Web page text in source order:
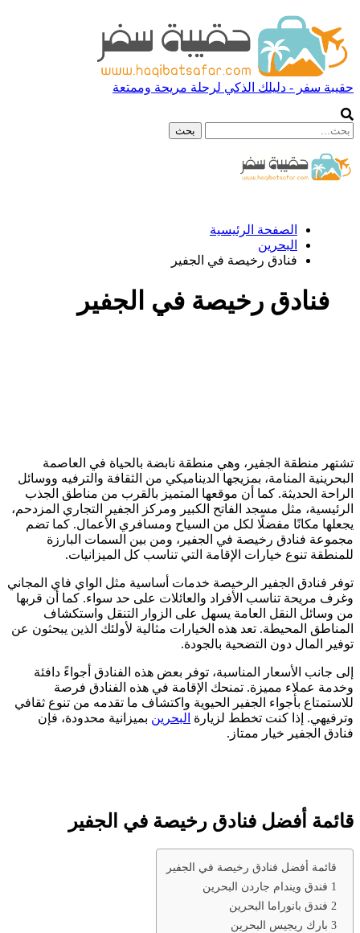
حقيبة سفر - دليلك الذكي لرحلة مريحة وممتعة
الصفحة الرئيسية
البحرين
فنادق رخيصة في الجفير
فنادق رخيصة في الجفير
تشتهر منطقة الجفير، وهي منطقة نابضة بالحياة في العاصمة
البحرينية المنامة، بمزيجها الديناميكي من الثقافة والترفيه ووسائل
الراحة الحديثة. كما أن موقعها المتميز بالقرب من مناطق الجذب
الرئيسية، مثل مسجد الفاتح الكبير ومركز الجفير التجاري المزدحم،
يجعلها مكانًا مفضلًا لكل من السياح ومسافري الأعمال. كما تضم
مجموعة فنادق رخيصة في الجفير، ومن بين السمات البارزة
للمنطقة تنوع خيارات الإقامة التي تناسب كل الميزانيات.
توفر فنادق الجفير الرخيصة خدمات أساسية مثل الواي فاي المجاني
وغرف مريحة تناسب الأفراد والعائلات على حد سواء. كما أن قربها
من وسائل النقل العامة يسهل على الزوار التنقل واستكشاف
المناطق المحيطة. تعد هذه الخيارات مثالية لأولئك الذين يبحثون عن
توفير المال دون التضحية بالجودة.
إلى جانب الأسعار المناسبة، توفر بعض هذه الفنادق أجواءً دافئة
وخدمة عملاء مميزة. تمنحك الإقامة في هذه الفنادق فرصة
للاستمتاع بأجواء الجفير الحيوية واكتشاف ما تقدمه من تنوع ثقافي
وترفيهي. إذا كنت تخطط لزيارة البحرين بميزانية محدودة، فإن
فنادق الجفير خيار ممتاز.
قائمة أفضل فنادق رخيصة في الجفير
قائمة أفضل فنادق رخيصة في الجفير
1 فندق ويندام جاردن البحرين
2 فندق بانوراما البحرين
3 بارك ريجيس البحرين